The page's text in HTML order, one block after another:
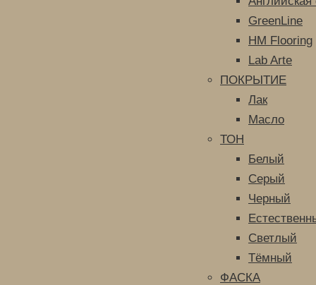
GreenLine
HM Flooring
Lab Arte
ПОКРЫТИЕ
Лак
Масло
ТОН
Белый
Серый
Черный
Светлый
Тёмный
ФАСКА